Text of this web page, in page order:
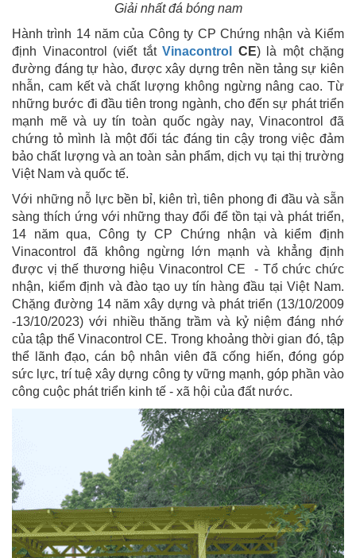
Giải nhất đá bóng nam
Hành trình 14 năm của Công ty CP Chứng nhận và Kiểm
định Vinacontrol (viết tắt Vinacontrol CE) là một chặng
đường đáng tự hào, được xây dựng trên nền tảng sự kiên
nhẫn, cam kết và chất lượng không ngừng nâng cao. Từ
những bước đi đầu tiên trong ngành, cho đến sự phát triển
mạnh mẽ và uy tín toàn quốc ngày nay, Vinacontrol đã
chứng tỏ mình là một đối tác đáng tin cậy trong việc đảm
bảo chất lượng và an toàn sản phẩm, dịch vụ tại thị trường
Việt Nam và quốc tế.
Với những nỗ lực bền bỉ, kiên trì, tiên phong đi đầu và sẵn
sàng thích ứng với những thay đổi để tồn tại và phát triển,
14 năm qua, Công ty CP Chứng nhận và kiểm định
Vinacontrol đã không ngừng lớn mạnh và khẳng định
được vị thế thương hiệu Vinacontrol CE - Tổ chức chức
nhận, kiểm định và đào tạo uy tín hàng đầu tại Việt Nam.
Chặng đường 14 năm xây dựng và phát triển (13/10/2009
-13/10/2023) với nhiều thăng trầm và kỷ niệm đáng nhớ
của tập thể Vinacontrol CE. Trong khoảng thời gian đó, tập
thể lãnh đạo, cán bộ nhân viên đã cống hiến, đóng góp
sức lực, trí tuệ xây dựng công ty vững mạnh, góp phần vào
công cuộc phát triển kinh tế - xã hội của đất nước.